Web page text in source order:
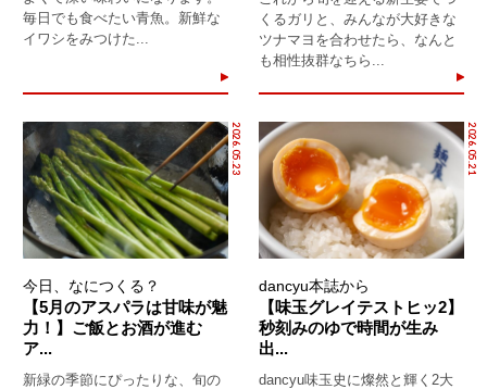
毎日でも食べたい青魚。新鮮な
イワシをみつけた...
くるガリと、みんなが大好きな
ツナマヨを合わせたら、なんと
も相性抜群なちら...
2026.05.23
今日、なにつくる？
【5月のアスパラは甘味が魅
力！】ご飯とお酒が進む
ア...
新緑の季節にぴったりな、旬の
2026.05.21
dancyu本誌から
【味玉グレイテストヒッ2】
秒刻みのゆで時間が生み
出...
dancyu味玉史に燦然と輝く2大